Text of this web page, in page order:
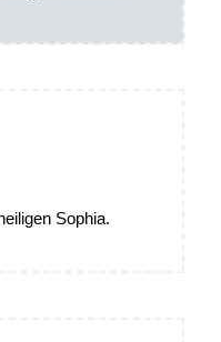
Sophia.